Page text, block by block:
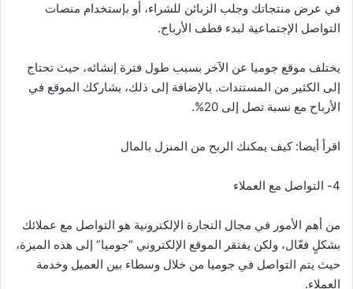
في عرض منتجاتك وجلب الزبائن للشراء، أو بإستخدام منصات
التواصل الإجتماعية لبدء قطف الأرباح.
يختلف موقع جوميا عن الآخر بسبب طول فترة إنشائه، حيث تحتاج
إلى الكثير من المستندات. بالإضافة إلى ذلك، يشاركك الموقع في
الأرباح مع نسبة تصل إلى 20%.
اقرأ أيضا: كيف يمكنك الربح من المنزل بالمال
4- التواصل مع العملاء
من أهم الأمور في مجال التجارة الإلكترونية هو التواصل مع عملائك
بشكلٍ فعّال، ولكن يفتقر الموقع الإلكتروني “جوميا” إلى هذه الميزة،
حيث يتم التواصل في جوميا من خلال وسطاء بين العميل وخدمة
العملاء.